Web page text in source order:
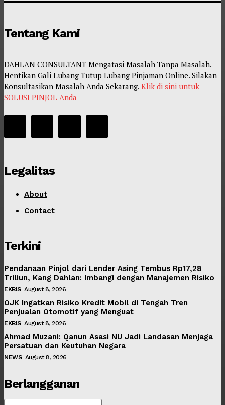
Tentang Kami
DAHLAN CONSULTANT Mengatasi Masalah Tanpa Masalah.
Hentikan Gali Lubang Tutup Lubang Pinjaman Online. Silakan
Konsultasikan Masalah Anda Sekarang. Klik di sini untuk
SOLUSI PINJOL Anda
Legalitas
About
Contact
Terkini
Pendanaan Pinjol dari Lender Asing Tembus Rp17,28
Triliun, Kang Dahlan: Imbangi dengan Manajemen Risiko
EKBIS August 8, 2026
OJK Ingatkan Risiko Kredit Mobil di Tengah Tren
Penjualan Otomotif yang Menguat
EKBIS August 8, 2026
Ahmad Muzani: Qanun Asasi NU Jadi Landasan Menjaga
Persatuan dan Keutuhan Negara
NEWS August 8, 2026
Berlangganan